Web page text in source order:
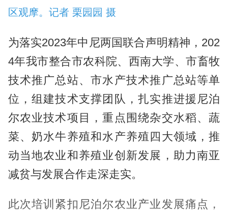
区观摩。记者 栗园园 摄
为落实2023年中尼两国联合声明精神，202
4年我市整合市农科院、西南大学、市畜牧
技术推广总站、市水产技术推广总站等单
位，组建技术支撑团队，扎实推进援尼泊
尔农业技术项目，重点围绕杂交水稻、蔬
菜、奶水牛养殖和水产养殖四大领域，推
动当地农业和养殖业创新发展，助力南亚
减贫与发展合作走深走实。
此次培训紧扣尼泊尔农业产业发展痛点，